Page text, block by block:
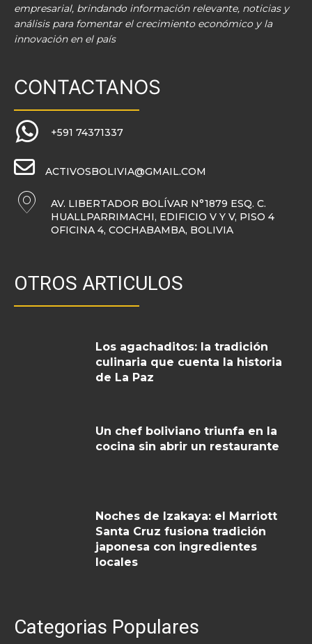
empresarial, brindando información relevante, noticias y
análisis para fomentar el crecimiento económico y la
innovación en el país
CONTACTANOS
+591 74371337
ACTIVOSBOLIVIA@GMAIL.COM
AV. LIBERTADOR BOLÍVAR N°1879 ESQ. C.
HUALLPARRIMACHI, EDIFICIO V Y V, PISO 4
OFICINA 4, COCHABAMBA, BOLIVIA
OTROS ARTICULOS
Los agachaditos: la tradición
culinaria que cuenta la historia
de La Paz
Un chef boliviano triunfa en la
cocina sin abrir un restaurante
Noches de Izakaya: el Marriott
Santa Cruz fusiona tradición
japonesa con ingredientes
locales
Categorias Populares